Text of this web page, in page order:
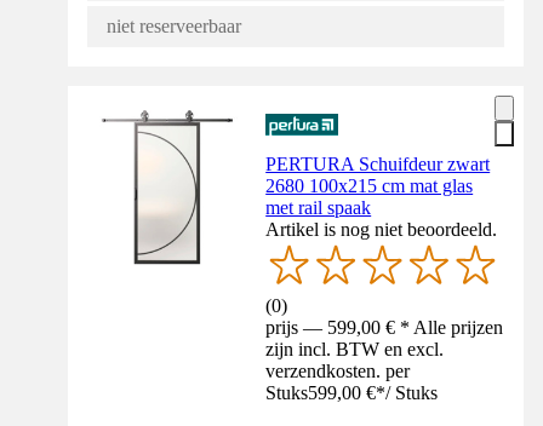
niet reserveerbaar
PERTURA Schuifdeur zwart
2680 100x215 cm mat glas
met rail spaak
Artikel is nog niet beoordeeld.
(0)
prijs — 599,00 € * Alle prijzen
zijn incl. BTW en excl.
verzendkosten. per
Stuks599,00 €*/ Stuks